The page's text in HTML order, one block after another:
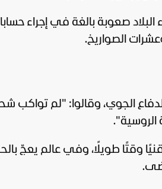
البلاد صعوبة بالغة في إجراء
الصواريخ.
الجوي، وقالوا: "لم تواكب
الروسية".
وقتًا طويلًا، وفي عالم يعجّ